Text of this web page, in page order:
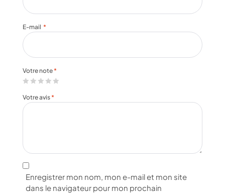
Votre note *
Votre avis *
E-mail *
Enregistrer mon nom, mon e-mail et mon site
dans le navigateur pour mon prochain